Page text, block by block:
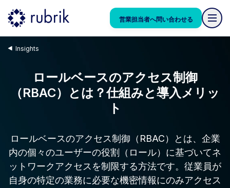
営業担当者へ問い合わせる
Insights
ロールベースのアクセス制御
（RBAC）とは？仕組みと導入メリッ
ト
ロールベースのアクセス制御（RBAC）とは、企業
内の個々のユーザーの役割（ロール）に基づいてネ
ットワークアクセスを制限する方法です。従業員が
自身の特定の業務に必要な機密情報にのみアクセス